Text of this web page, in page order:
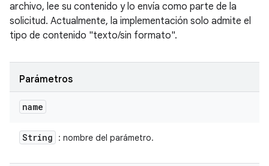
archivo, lee su contenido y lo envía como parte de la
solicitud. Actualmente, la implementación solo admite el
tipo de contenido "texto/sin formato".
Parámetros
name
String : nombre del parámetro.